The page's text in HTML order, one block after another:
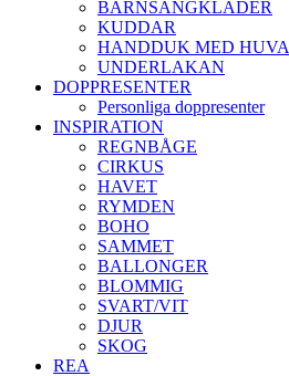
BARNSÄNGKLÄDER
KUDDAR
HANDDUK MED HUVA
UNDERLAKAN
DOPPRESENTER
Personliga doppresenter
INSPIRATION
REGNBÅGE
CIRKUS
HAVET
RYMDEN
BOHO
SAMMET
BALLONGER
BLOMMIG
SVART/VIT
DJUR
SKOG
REA